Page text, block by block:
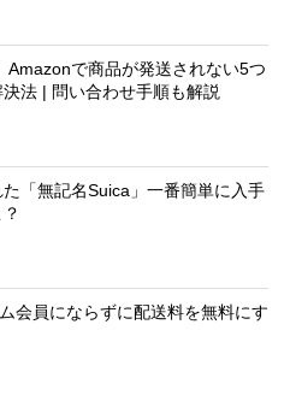
Amazonで商品が発送されない5つ
法 | 問い合わせ手順も解説
「無記名Suica」一番簡単に入手
会員にならずに配送料を無料にす